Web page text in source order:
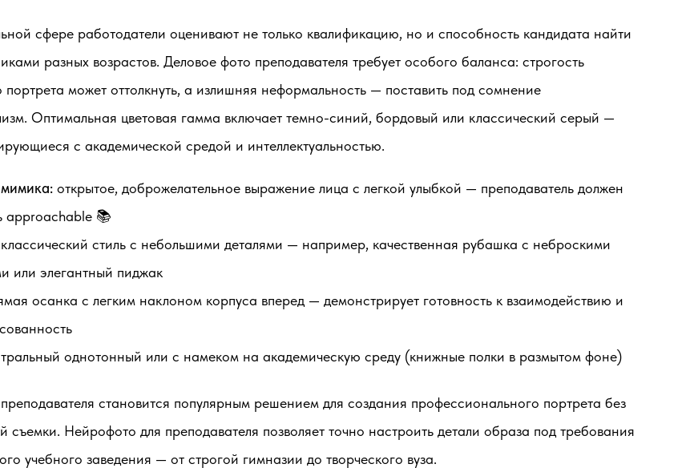
сфере работодатели оценивают не только квалификацию, но и способность кандидата найти
разных возрастов. Деловое фото преподавателя требует особого баланса: строгость
портрета может оттолкнуть, а излишняя неформальность — поставить под сомнение
Оптимальная цветовая гамма включает темно-синий, бордовый или классический серый —
с академической средой и интеллектуальностью.
открытое, доброжелательное выражение лица с легкой улыбкой — преподаватель должен
approachable 📚
классический стиль с небольшими деталями — например, качественная рубашка с неброскими
или элегантный пиджак
осанка с легким наклоном корпуса вперед — демонстрирует готовность к взаимодействию и
однотонный или с намеком на академическую среду (книжные полки в размытом фоне)
становится популярным решением для создания профессионального портрета без
съемки. Нейрофото для преподавателя позволяет точно настроить детали образа под требования
учебного заведения — от строгой гимназии до творческого вуза.